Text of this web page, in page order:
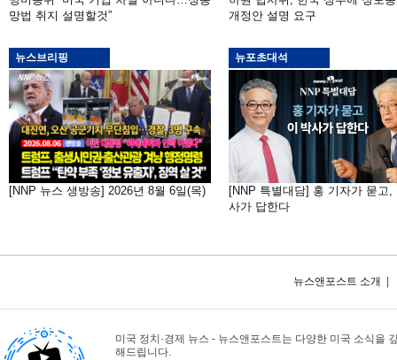
망법 취지 설명할것”
개정안 설명 요구
뉴스브리핑
[NNP 뉴스 생방송] 2026년 8월 6일(목)
뉴포초대석
[NNP 특별대담] 홍 기자가 묻고,
사가 답한다
뉴스앤포스트 소개
미국 정치·경제 뉴스 - 뉴스앤포스트는 다양한 미국 소식을
해드립니다.